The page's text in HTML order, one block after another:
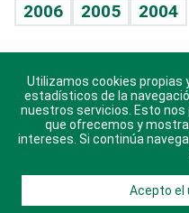
Sin complejos
En pocas palabras
Escuchando al corazón
Economía Personal
2006
2005 2004
Descarga nuestras
© 2021 Diario Libre,
Utilizamos cookies propias
estadísticos de la
nuestros servicios. Esto
que ofrecemos y
intereses. Si continúa
Acepto el